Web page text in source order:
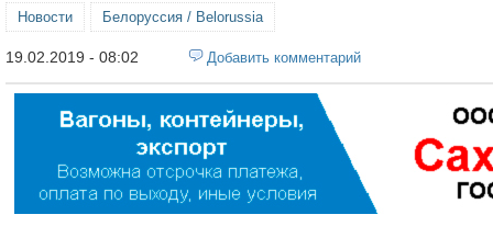
Новости Белоруссия / Belorussia
19.02.2019 - 08:02 Добавить комментарий